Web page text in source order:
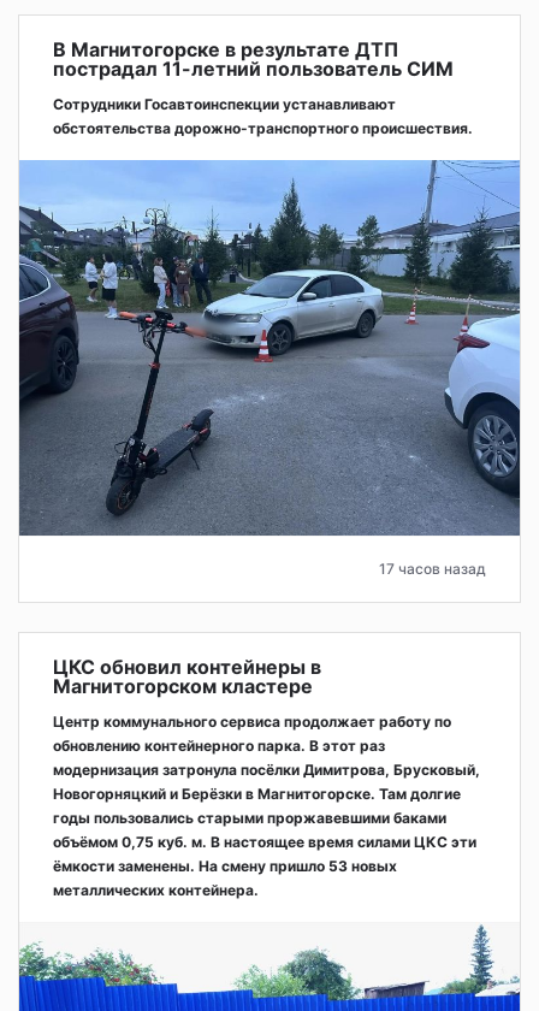
В Магнитогорске в результате ДТП
пострадал 11-летний пользователь СИМ
Сотрудники Госавтоинспекции устанавливают
обстоятельства дорожно-транспортного происшествия.
17 часов назад
ЦКС обновил контейнеры в
Магнитогорском кластере
Центр коммунального сервиса продолжает работу по
обновлению контейнерного парка. В этот раз
модернизация затронула посёлки Димитрова, Брусковый,
Новогорняцкий и Берёзки в Магнитогорске. Там долгие
годы пользовались старыми проржавевшими баками
объёмом 0,75 куб. м. В настоящее время силами ЦКС эти
ёмкости заменены. На смену пришло 53 новых
металлических контейнера.